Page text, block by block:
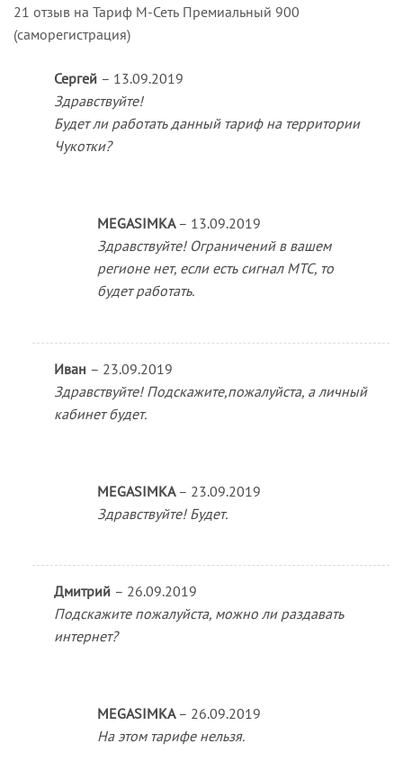
21 отзыв на Тариф М-Сеть Премиальный 900
(саморегистрация)
Сергей – 13.09.2019
Здравствуйте!
Будет ли работать данный тариф на территории
Чукотки?
MEGASIMKA – 13.09.2019
Здравствуйте! Ограничений в вашем
регионе нет, если есть сигнал МТС, то
будет работать.
Иван – 23.09.2019
Здравствуйте! Подскажите,пожалуйста, а личный
кабинет будет.
MEGASIMKA – 23.09.2019
Здравствуйте! Будет.
Дмитрий – 26.09.2019
Подскажите пожалуйста, можно ли раздавать
интернет?
MEGASIMKA – 26.09.2019
На этом тарифе нельзя.